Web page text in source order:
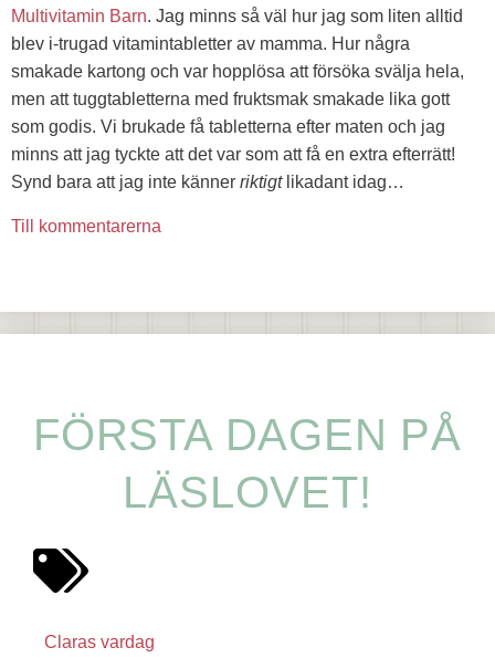
Multivitamin Barn. Jag minns så väl hur jag som liten alltid
blev i-trugad vitamintabletter av mamma. Hur några
smakade kartong och var hopplösa att försöka svälja hela,
men att tuggtabletterna med fruktsmak smakade lika gott
som godis. Vi brukade få tabletterna efter maten och jag
minns att jag tyckte att det var som att få en extra efterrätt!
Synd bara att jag inte känner riktigtlikadant idag…
Till kommentarerna
FÖRSTA DAGEN PÅ
LÄSLOVET!
Claras vardag